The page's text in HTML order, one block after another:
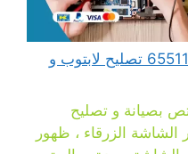
مهندس كمبيوتر الصليبية 65511033 تصليح لابتوب و
بصيانة و تصليح
الزرقاء ، ظهور